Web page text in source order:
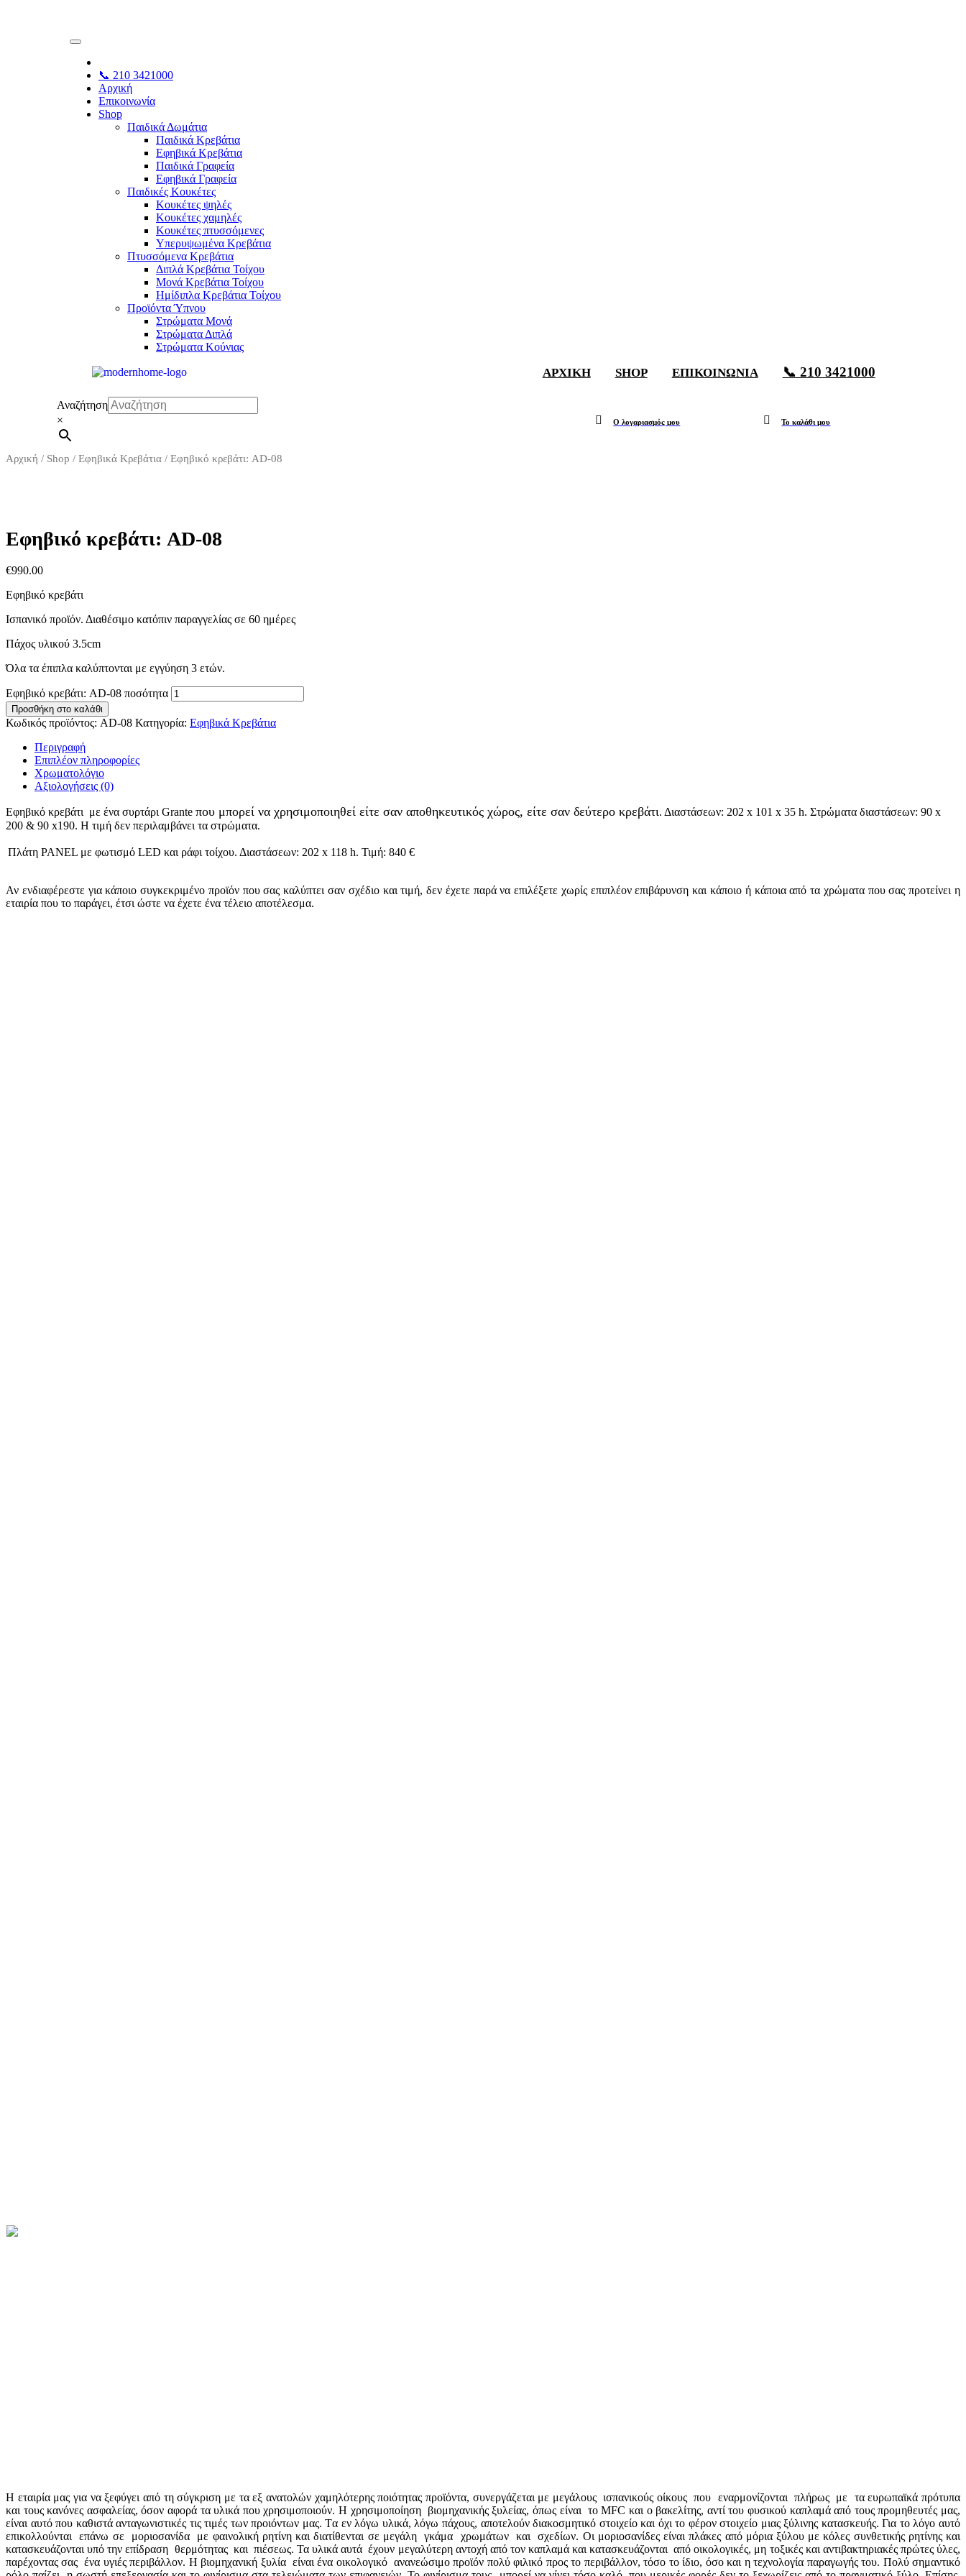
📞 210 3421000
Αρχική
Επικοινωνία
Shop
Παιδικά Δωμάτια
Παιδικά Κρεβάτια
Εφηβικά Κρεβάτια
Παιδικά Γραφεία
Εφηβικά Γραφεία
Παιδικές Κουκέτες
Κουκέτες ψηλές
Κουκέτες χαμηλές
Κουκέτες πτυσσόμενες
Υπερυψωμένα Κρεβάτια
Πτυσσόμενα Κρεβάτια
Διπλά Κρεβάτια Τοίχου
Μονά Κρεβάτια Τοίχου
Ημίδιπλα Κρεβάτια Τοίχου
Προϊόντα Ύπνου
Στρώματα Μονά
Στρώματα Διπλά
Στρώματα Κούνιας
ΑΡΧΙΚΉ SHOP ΕΠΙΚΟΙΝΩΝΊΑ 📞 210 3421000
Αναζήτηση
×
Ο λογαριασμός μου Το καλάθι μου
Αρχική / Shop / Εφηβικά Κρεβάτια / Εφηβικό κρεβάτι: AD-08
Εφηβικό κρεβάτι: AD-08
€990.00
Εφηβικό κρεβάτι
Ισπανικό προϊόν. Διαθέσιμο κατόπιν παραγγελίας
Πάχος υλικού 3.5cm
Όλα τα έπιπλα καλύπτονται με εγγύηση 3 ετών.
Εφηβικό κρεβάτι: AD-08 ποσότητα
Προσθήκη στο καλάθι
Κωδικός προϊόντος: AD-08 Κατηγορία: Εφηβικά Κρεβάτια
Περιγραφή
Επιπλέον πληροφορίες
Χρωματολόγιο
Αξιολογήσεις (0)
Εφηβικό κρεβάτι με ένα συρτάρι Grante που μπορεί να χρησιμοποιηθεί είτε σαν αποθηκευτικός χώρος, είτε σαν δεύτερο κρεβάτι. Διαστάσεων: 202 x 101 x 35 h. Στρώματα διαστάσεων: 90 x
200 & 90 x190. Η τιμή δεν περιλαμβάνει τα στρώματα.
Πλάτη PANEL με φωτισμό LED και ράφι τοίχου. Διαστάσεων: 202 x 118 h. Τιμή: 840 €
Αν ενδιαφέρεστε για κάποιο συγκεκριμένο προϊόν που σας καλύπτει σαν σχέδιο και τιμή, δεν έχετε παρά να επιλέξετε χωρίς επιπλέον επιβάρυνση και κάποιο ή κάποια από τα χρώματα που σας προτείνει η
εταιρία που το παράγει, έτσι ώστε να έχετε ένα τέλειο αποτέλεσμα.
Η εταιρία μας για να ξεφύγει από τη σύγκριση με τα εξ ανατολών χαμηλότερης ποιότητας προϊόντα, συνεργάζεται με μεγάλους ισπανικούς οίκους που εναρμονίζονται πλήρως με τα ευρωπαϊκά πρότυπα
και τους κανόνες ασφαλείας, όσον αφορά τα υλικά που χρησιμοποιούν. Η χρησιμοποίηση βιομηχανικής ξυλείας, όπως είναι το MFC και ο βακελίτης, αντί του φυσικού καπλαμά από τους προμηθευτές μας,
είναι αυτό που καθιστά ανταγωνιστικές τις τιμές των προιόντων μας. Tα εν λόγω υλικά, λόγω πάχους, αποτελούν διακοσμητικό στοιχείο και όχι το φέρον στοιχείο μιας ξύλινης κατασκευής. Για το λόγο αυτό
επικολλούνται επάνω σε μοριοσανίδα με φαινολική ρητίνη και διατίθενται σε μεγάλη γκάμα χρωμάτων και σχεδίων. Οι μοριοσανίδες είναι πλάκες από μόρια ξύλου με κόλες συνθετικής ρητίνης και
κατασκευάζονται υπό την επίδραση θερμότητας και πιέσεως. Τα υλικά αυτά έχουν μεγαλύτερη αντοχή από τον καπλαμά και κατασκευάζονται από οικολογικές, μη τοξικές και αντιβακτηριακές πρώτες ύλες,
παρέχοντας σας ένα υγιές περιβάλλον. Η βιομηχανική ξυλία είναι ένα οικολογικό ανανεώσιμο προϊόν πολύ φιλικό προς το περιβάλλον, τόσο το ίδιο, όσο και η τεχνολογία παραγωγής του. Πολύ σημαντικό